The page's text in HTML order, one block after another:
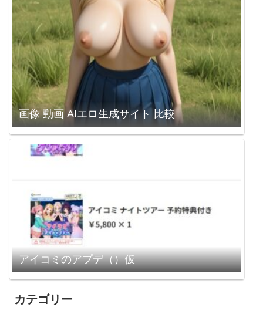
画像 動画 AIエロ生成サイト 比較
アイコミのアプデ（）仮
カテゴリー